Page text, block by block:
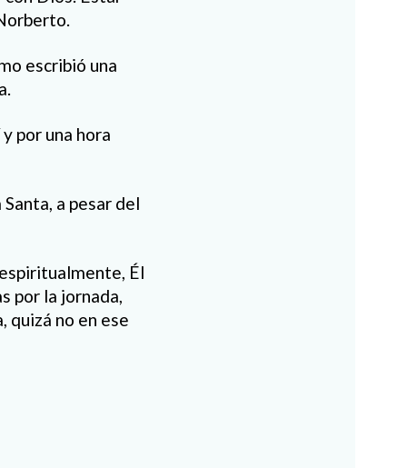
escribió una
por una hora
a pesar del
Él
por la jornada,
quizá no en ese